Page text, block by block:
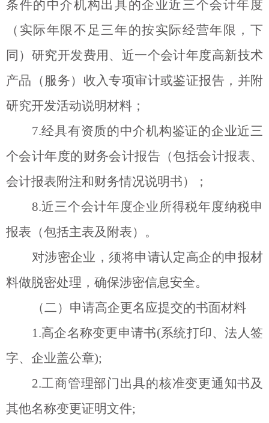
条件的中介机构出具的企业近三个会计年度
（实际年限不足三年的按实际经营年限，下
同）研究开发费用、近一个会计年度高新技术
产品（服务）收入专项审计或鉴证报告，并附
研究开发活动说明材料；
7.经具有资质的中介机构鉴证的企业近三
个会计年度的财务会计报告（包括会计报表、
会计报表附注和财务情况说明书）；
8.近三个会计年度企业所得税年度纳税申
报表（包括主表及附表）。
对涉密企业，须将申请认定高企的申报材
料做脱密处理，确保涉密信息安全。
（二）申请高企更名应提交的书面材料
1.高企名称变更申请书(系统打印、法人签
字、企业盖公章);
2.工商管理部门出具的核准变更通知书及
其他名称变更证明文件;